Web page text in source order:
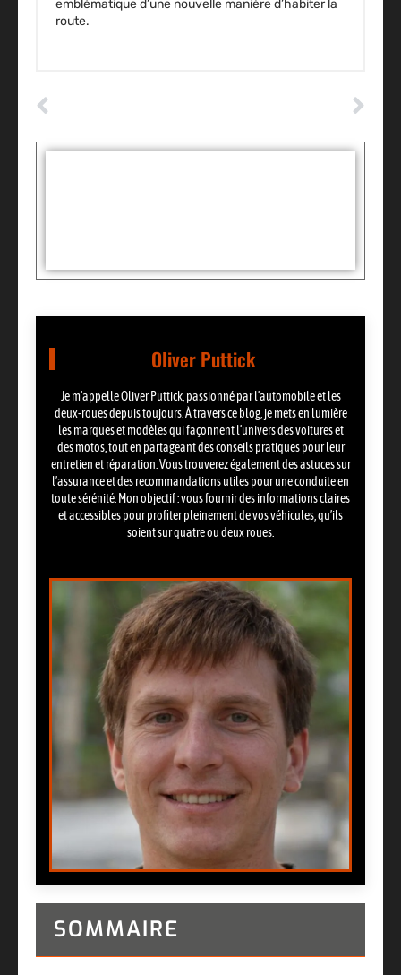
emblématique d’une nouvelle manière d’habiter la
route.
Oliver Puttick
Je m’appelle Oliver Puttick, passionné par l’automobile et les
deux-roues depuis toujours. À travers ce blog, je mets en lumière
les marques et modèles qui façonnent l’univers des voitures et
des motos, tout en partageant des conseils pratiques pour leur
entretien et réparation. Vous trouverez également des astuces sur
l’assurance et des recommandations utiles pour une conduite en
toute sérénité. Mon objectif : vous fournir des informations claires
et accessibles pour profiter pleinement de vos véhicules, qu’ils
soient sur quatre ou deux roues.
SOMMAIRE